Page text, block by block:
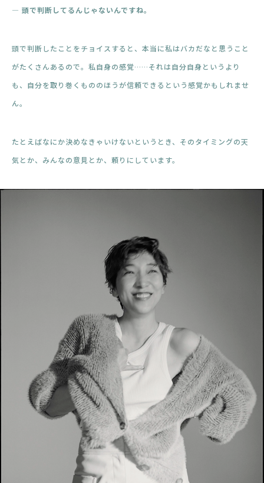
― 頭で判断してるんじゃないんですね。
頭で判断したことをチョイスすると、本当に私はバカだなと思うこと
がたくさんあるので。私自身の感覚……それは自分自身というより
も、自分を取り巻くもののほうが信頼できるという感覚かもしれませ
ん。
たとえばなにか決めなきゃいけないというとき、そのタイミングの天
気とか、みんなの意見とか、頼りにしています。